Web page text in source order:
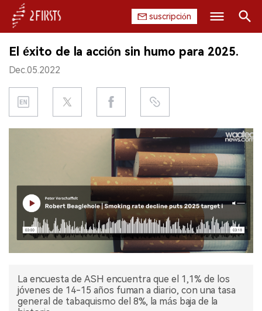
suscripción
INICIO
EMPRESA
PRODUCTO
DATOS
EXPOSICIÓN
ENTREVISTA
Buscar
El éxito de la acción sin humo para 2025.
Dec.05.2022
La encuesta de ASH encuentra que el 1,1% de los
jóvenes de 14-15 años fuman a diario, con una tasa
general de tabaquismo del 8%, la más baja de la